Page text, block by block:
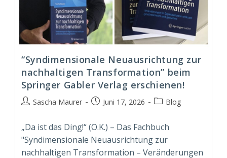
“Syndimensionale Neuausrichtung zur
nachhaltigen Transformation” beim
Springer Gabler Verlag erschienen!
Beitrags-
Sascha Maurer
BeitragJuni 17, 2026
Beitrags-
Blog
„Da ist das Ding!“ (O.K.) – Das Fachbuch
"Syndimensionale Neuausrichtung zur
nachhaltigen Transformation – Veränderungen